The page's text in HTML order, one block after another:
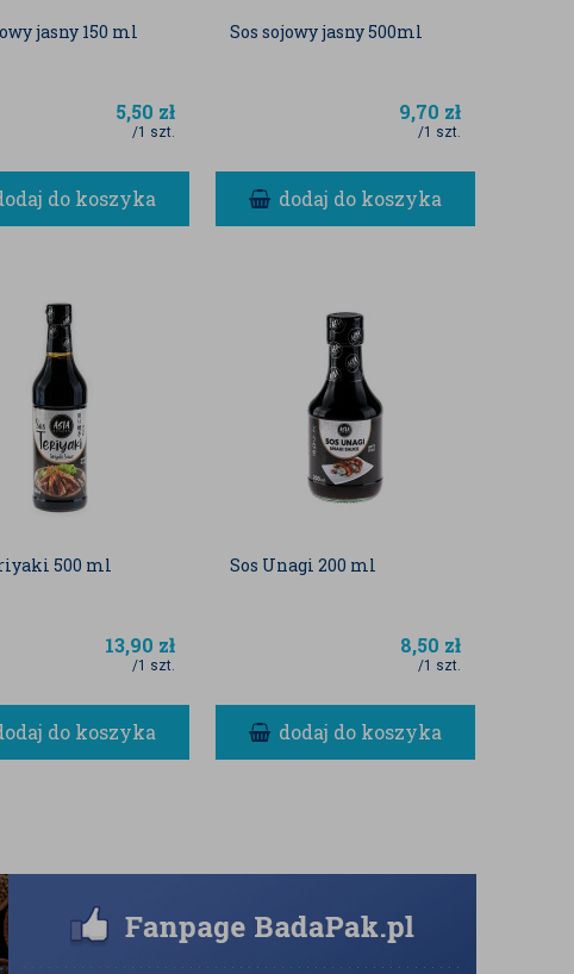
jasny 150 ml
5,50 zł
/1 szt.
do koszyka
Sos sojowy jasny 500ml
9,70 zł
/1 szt.
dodaj do koszyka
500 ml
13,90 zł
/1 szt.
do koszyka
Sos Unagi 200 ml
8,50 zł
/1 szt.
dodaj do koszyka